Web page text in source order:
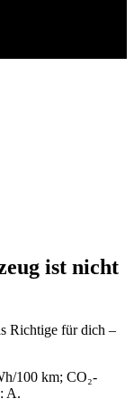
ist nicht
Richtige für dich –
100 km; CO₂-
A.